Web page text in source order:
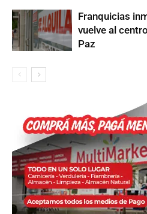
Franquicias
vuelve al
Paz